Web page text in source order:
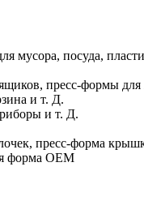
мусора, посуда,
пресс-формы для
и т. Д.
и т. Д.
пресс-форма
форма OEM